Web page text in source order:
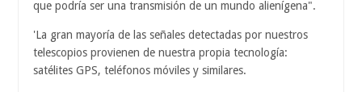
que podría ser una transmisión de un mundo alienígena".
'La gran mayoría de las señales detectadas por nuestros
telescopios provienen de nuestra propia tecnología:
satélites GPS, teléfonos móviles y similares.